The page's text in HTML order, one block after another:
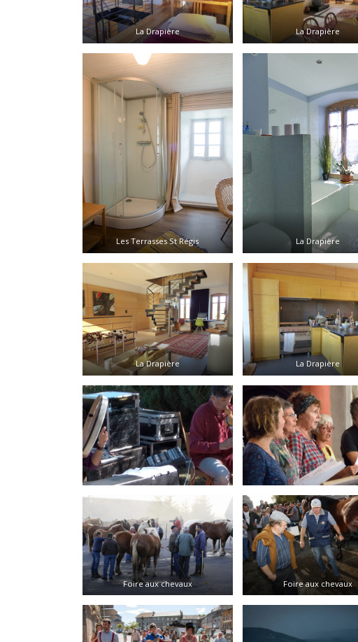
La Drapière La Drapière
Les Terrasses St Régis La Drapière
La Drapière La Drapière
Foire aux chevaux Foire aux chevaux